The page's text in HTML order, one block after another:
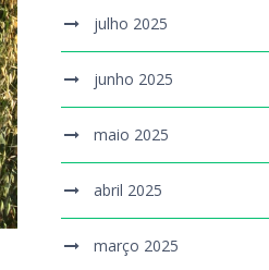
julho 2025
junho 2025
maio 2025
abril 2025
março 2025